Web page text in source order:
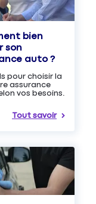
bien
son
auto ?
pour choisir la
assurance
vos besoins.
Tout savoir